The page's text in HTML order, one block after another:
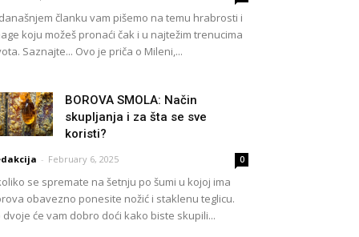
članku vam pišemo na temu hrabrosti i
koju možeš pronaći čak i u najtežim trenucima
Saznajte... Ovo je priča o Mileni,...
BOROVA SMOLA: Način
skupljanja i za šta se sve
koristi?
- February 6, 2025 0
se spremate na šetnju po šumi u kojoj ima
obavezno ponesite nožić i staklenu teglicu.
dvoje će vam dobro doći kako biste skupili...